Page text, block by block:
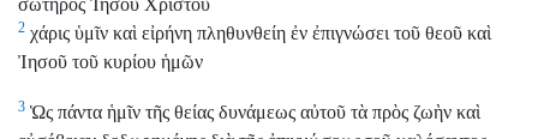
σωτῆρος Ἰησοῦ Χριστοῦ
2 χάρις ὑμῖν καὶ εἰρήνη πληθυνθείη ἐν ἐπιγνώσει τοῦ θεοῦ καὶ
Ἰησοῦ τοῦ κυρίου ἡμῶν
3 Ὡς πάντα ἡμῖν τῆς θείας δυνάμεως αὐτοῦ τὰ πρὸς ζωὴν καὶ